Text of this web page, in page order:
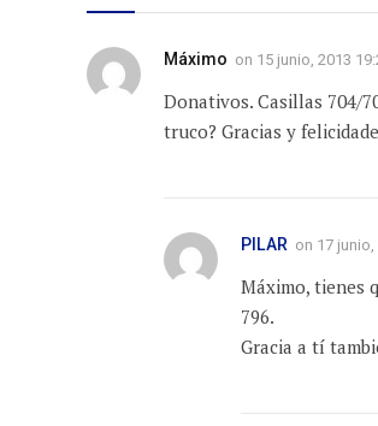
Máximo on 15 junio, 2013
Donativos. Casillas 704/
truco? Gracias y
PILAR on 17 junio,
Máximo, tienes
796.
Gracia a tí